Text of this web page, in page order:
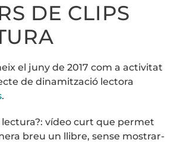
DE CLIPS
el juny de 2017 com a activitat
de dinamització lectora
.
lectura?: vídeo curt que permet
breu un llibre, sense mostrar-